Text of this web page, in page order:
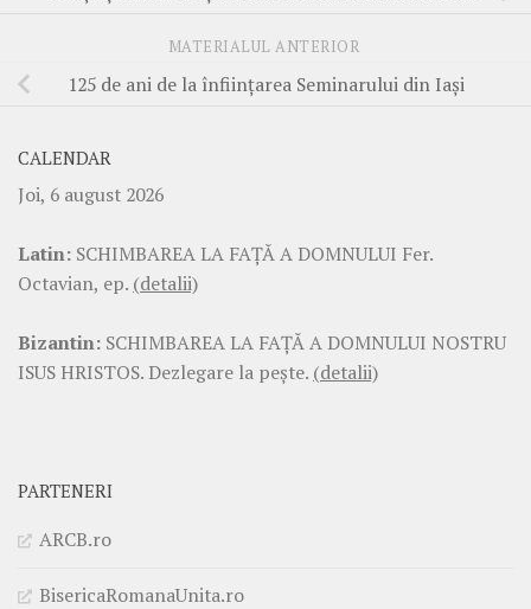
MATERIALUL ANTERIOR
125 de ani de la înfiinţarea Seminarului din Iaşi
CALENDAR
Joi, 6 august 2026
Latin: SCHIMBAREA LA FAŢĂ A DOMNULUI Fer.
Octavian, ep. (detalii)
Bizantin: SCHIMBAREA LA FAŢĂ A DOMNULUI NOSTRU
ISUS HRISTOS. Dezlegare la pește. (detalii)
PARTENERI
ARCB.ro
BisericaRomanaUnita.ro